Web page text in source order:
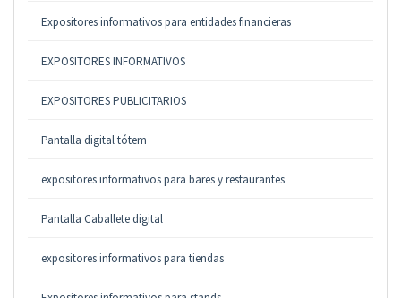
Expositores informativos para entidades financieras
EXPOSITORES INFORMATIVOS
EXPOSITORES PUBLICITARIOS
Pantalla digital tótem
expositores informativos para bares y restaurantes
Pantalla Caballete digital
expositores informativos para tiendas